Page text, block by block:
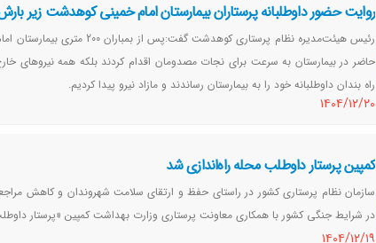
روایت حضور داوطلبانه پرستاران بیمارستان امام خمینی کوهدشت زیر
رئیس هیئت‌مدیره نظام پرستاری کوهدشت
حاضر در بیمارستان به سرعت برای نجات مصدومان اقدام کردند بلکه همه نیروهای
راه بندان داوطلبانه خود را به بیمارستان رساندند و مازاد نیرو پیدا کردیم.
١٤٠٤/١٢/٢٠
کمپین پرستار داوطلب محله راه‌اندازی شد
سازمان نظام پرستاری کشور در راستای حفظ و ارتقای سلامت شهروندان و کاهش
در شرایط جنگی کشور با همکاری معاونت پرستاری وزارت بهداشت کمپین «پرستار
١٤٠٤/١٢/١٩